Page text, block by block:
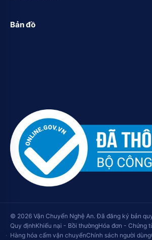
Bản đồ
© 2026 Vận Chuyển Nghệ An. Đã đăng ký bản
Quy địnhKhiếu nại - Bồi thườngHóa đơn - Chứng
Hàng hóa cấm vận chuyểnChính sách người dùng